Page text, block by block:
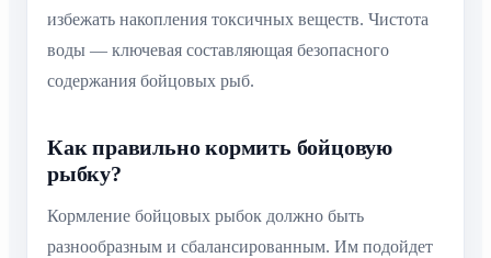
избежать накопления токсичных веществ. Чистота
воды — ключевая составляющая безопасного
содержания бойцовых рыб.
Как правильно кормить бойцовую
рыбку?
Кормление бойцовых рыбок должно быть
разнообразным и сбалансированным. Им подойдет